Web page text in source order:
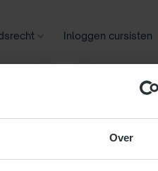
Over
Inloggen cursisten
Zoeken